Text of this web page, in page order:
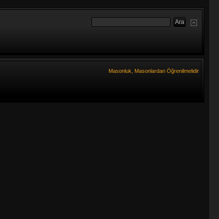
Masonluk, Masonlardan Öğrenilmelidir